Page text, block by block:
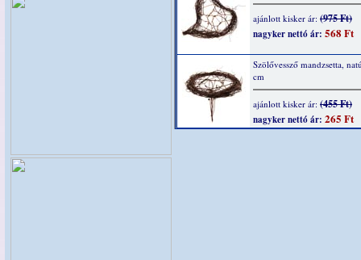
ajánlott kisker ár: (975 Ft)
nagyker nettó ár: 568 Ft
Szölővessző mandzsetta,
cm
ajánlott kisker ár: (455 Ft)
nagyker nettó ár: 265 Ft